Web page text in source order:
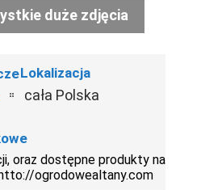
duże zdjęcia
Lokalizacja
cała Polska
oraz dostępne produkty na
ogrodowealtany.com